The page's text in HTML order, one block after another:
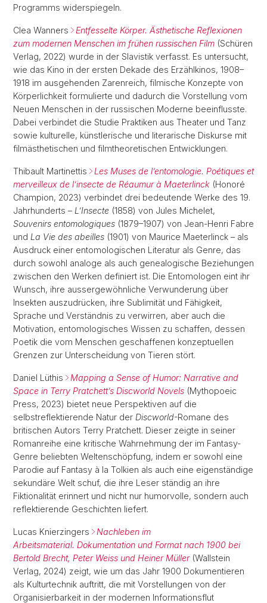
Programms widerspiegeln.
Clea Wanners
Entfesselte Körper. Ästhetische Reflexionen
zum modernen Menschen im frühen russischen Film (Schüren
Verlag, 2022) wurde in der Slavistik verfasst. Es untersucht,
wie das Kino in der ersten Dekade des Erzählkinos, 1908–
1918 im ausgehenden Zarenreich, filmische Konzepte von
Körperlichkeit formulierte und dadurch die Vorstellung vom
Neuen Menschen in der russischen Moderne beeinflusste.
Dabei verbindet die Studie Praktiken aus Theater und Tanz
sowie kulturelle, künstlerische und literarische Diskurse mit
filmästhetischen und filmtheoretischen Entwicklungen.
Thibault Martinettis
Les Muses de l’entomologie. Poétiques et
merveilleux de l’insecte de Réaumur à Maeterlinck (Honoré
Champion, 2023) verbindet drei bedeutende Werke des 19.
Jahrhunderts – L’Insecte (1858) von Jules Michelet,
Souvenirs entomologiques (1879–1907) von Jean-Henri Fabre
und La Vie des abeilles (1901) von Maurice Maeterlinck – als
Ausdruck einer entomologischen Literatur als Genre, das
durch sowohl analoge als auch genealogische Beziehungen
zwischen den Werken definiert ist. Die Entomologen eint ihr
Wunsch, ihre aussergewöhnliche Verwunderung über
Insekten auszudrücken, ihre Sublimität und Fähigkeit,
Sprache und Verständnis zu verwirren, aber auch die
Motivation, entomologisches Wissen zu schaffen, dessen
Poetik die vom Menschen geschaffenen konzeptuellen
Grenzen zur Unterscheidung von Tieren stört.
Daniel Lüthis
Mapping a Sense of Humor: Narrative and
Space in Terry Pratchett’s Discworld Novels (Mythopoeic
Press, 2023) bietet neue Perspektiven auf die
selbstreflektierende Natur der Discworld-Romane des
britischen Autors Terry Pratchett. Dieser zeigte in seiner
Romanreihe eine kritische Wahrnehmung der im Fantasy-
Genre beliebten Weltenschöpfung, indem er sowohl eine
Parodie auf Fantasy à la Tolkien als auch eine eigenständige
sekundäre Welt schuf, die ihre Leser ständig an ihre
Fiktionalität erinnert und nicht nur humorvolle, sondern auch
reflektierende Geschichten liefert.
Lucas Knierzingers
Nachleben im
Arbeitsmaterial. Dokumentation und Format nach 1900 bei
Bertold Brecht, Peter Weiss und Heiner Müller(Wallstein
Verlag, 2024) zeigt, wie um das Jahr 1900 Dokumentieren
als Kulturtechnik auftritt, die mit Vorstellungen von der
Organisierbarkeit in der modernen Informationsflut